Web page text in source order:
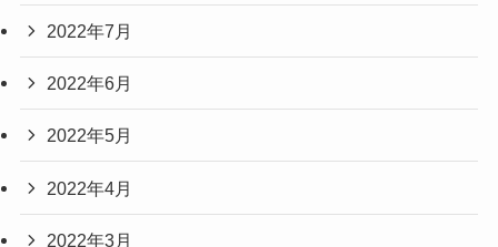
2022年7月
2022年6月
2022年5月
2022年4月
2022年3月